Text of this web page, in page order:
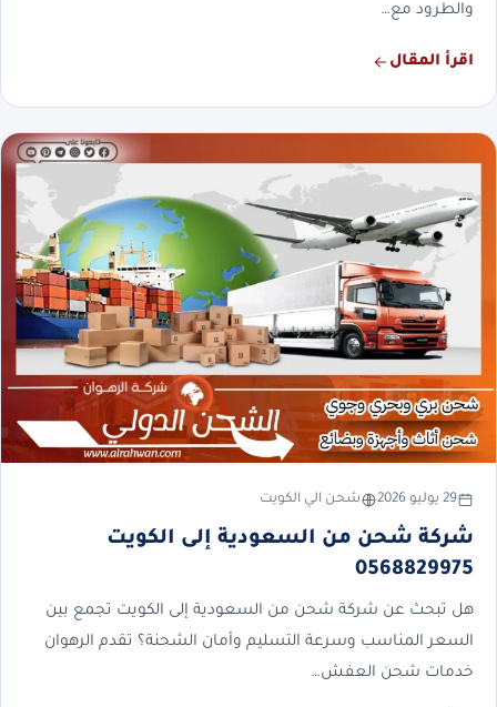
والطرود مع…
اقرأ المقال
29 يوليو 2026 شحن الي الكويت
شركة شحن من السعودية إلى الكويت
0568829975
هل تبحث عن شركة شحن من السعودية إلى الكويت تجمع بين
السعر المناسب وسرعة التسليم وأمان الشحنة؟ تقدم الرهوان
خدمات شحن العفش…